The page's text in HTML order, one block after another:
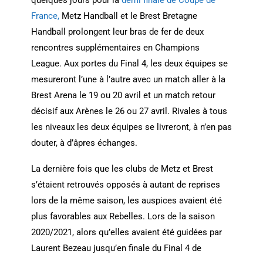
France,Metz Handball et le Brest Bretagne
Handball prolongent leur bras de fer de deux
rencontres supplémentaires en Champions
League. Aux portes du Final 4, les deux équipes se
mesureront l’une à l’autre avec un match aller à la
Brest Arena le 19 ou 20 avril et un match retour
décisif aux Arènes le 26 ou 27 avril. Rivales à tous
les niveaux les deux équipes se livreront, à n’en pas
douter, à d’âpres échanges.
La dernière fois que les clubs de Metz et Brest
s’étaient retrouvés opposés à autant de reprises
lors de la même saison, les auspices avaient été
plus favorables aux Rebelles. Lors de la saison
2020/2021, alors qu’elles avaient été guidées par
Laurent Bezeau jusqu’en finale du Final 4 de